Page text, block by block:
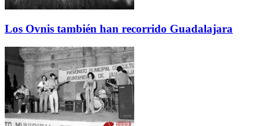
Los Ovnis también han recorrido Guadalajara